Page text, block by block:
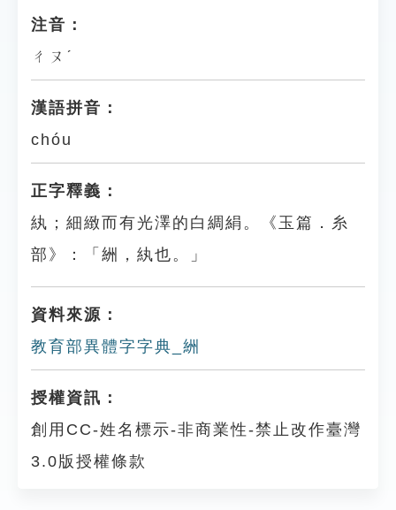
注音：
ㄔㄡˊ
漢語拼音：
chóu
正字釋義：
紈；細緻而有光澤的白綢絹。《玉篇．糸
部》：「絒，紈也。」
資料來源：
教育部異體字字典_絒
授權資訊：
創用CC-姓名標示-非商業性-禁止改作臺灣
3.0版授權條款